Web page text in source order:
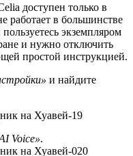
доступен только в
работает в большинстве
экземпляром
и нужно отключить
простой инструкцией.
и найдите
Voice».